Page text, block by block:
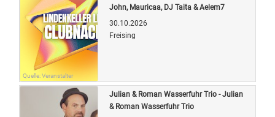
Quelle: Veranstalter
John, Mauricaa, DJ Taita & Aelem7
30.10.2026
Freising
Julian & Roman Wasserfuhr Trio - Julian
& Roman Wasserfuhr Trio